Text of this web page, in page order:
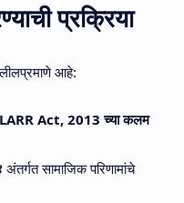
प्रक्रिया
आहे:
LARR Act, 2013 च्या कलम
अंतर्गत सामाजिक परिणामांचे